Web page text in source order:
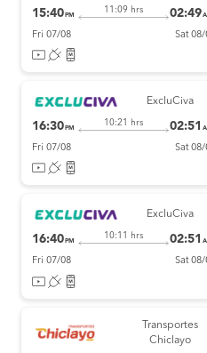
15:40 PM
11:09 hrs 02:49
Fri 07/08 Sat 08/
ExcluCiva
16:30 PM
10:21 hrs 02:51
Fri 07/08 Sat 08/
ExcluCiva
16:40 PM
10:11 hrs 02:51
Fri 07/08 Sat 08/
Transportes
Chiclayo